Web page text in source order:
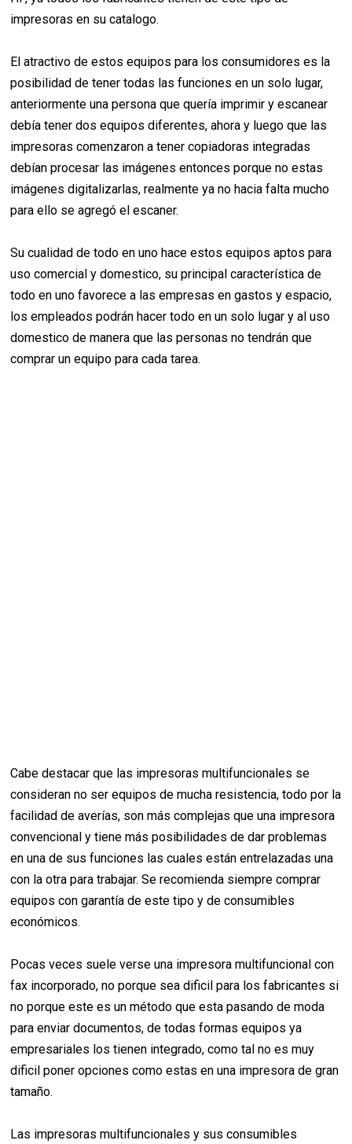
impresoras en su catalogo.
El atractivo de estos equipos para los consumidores es la
posibilidad de tener todas las funciones en un solo lugar,
anteriormente una persona que quería imprimir y escanear
debía tener dos equipos diferentes, ahora y luego que las
impresoras comenzaron a tener copiadoras integradas
debían procesar las imágenes entonces porque no estas
imágenes digitalizarlas, realmente ya no hacia falta mucho
para ello se agregó el escaner.
Su cualidad de todo en uno hace estos equipos aptos para
uso comercial y domestico, su principal característica de
todo en uno favorece a las empresas en gastos y espacio,
los empleados podrán hacer todo en un solo lugar y al uso
domestico de manera que las personas no tendrán que
comprar un equipo para cada tarea.
Cabe destacar que las impresoras multifuncionales se
consideran no ser equipos de mucha resistencia, todo por la
facilidad de averías, son más complejas que una impresora
convencional y tiene más posibilidades de dar problemas
en una de sus funciones las cuales están entrelazadas una
con la otra para trabajar. Se recomienda siempre comprar
equipos con garantía de este tipo y de consumibles
económicos.
Pocas veces suele verse una impresora multifuncional con
fax incorporado, no porque sea dificil para los fabricantes si
no porque este es un método que esta pasando de moda
para enviar documentos, de todas formas equipos ya
empresariales los tienen integrado, como tal no es muy
dificil poner opciones como estas en una impresora de gran
tamaño.
Las impresoras multifuncionales y sus consumibles